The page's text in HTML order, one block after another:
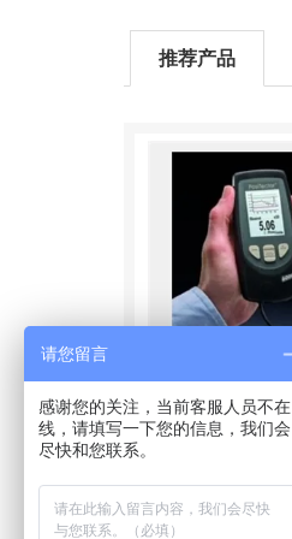
推荐产品
请您留言
感谢您的关注，当前客服人员不在
线，请填写一下您的信息，我们会
尽快和您联系。